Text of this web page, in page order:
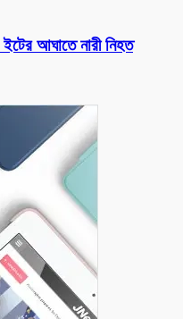
ইটের আঘাতে নারী নিহত